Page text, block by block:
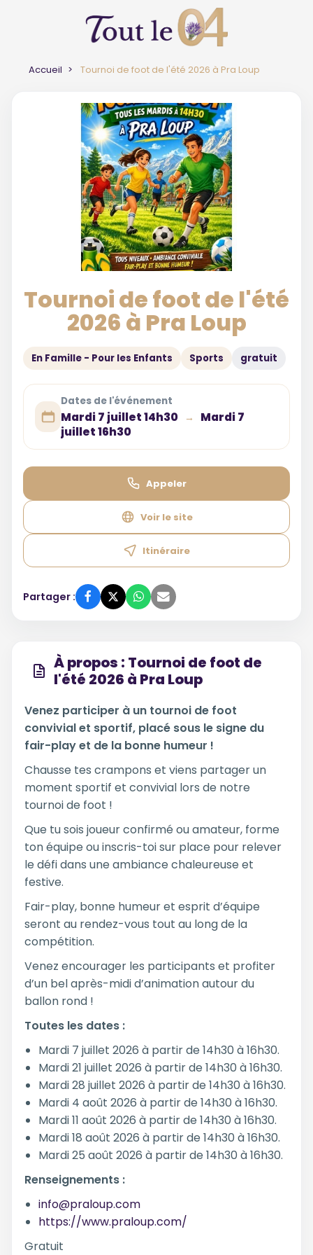
Accueil Tournoi de foot de l'été 2026 à Pra Loup
Tournoi de foot de l'été
2026 à Pra Loup
En Famille - Pour les Enfants Sports gratuit
Dates de l'événement
Mardi 7 juillet 14h30 →
Mardi 7
juillet 16h30
Appeler
Voir le site
Itinéraire
Partager :
À propos : Tournoi de foot de
l'été 2026 à Pra Loup
Venez participer à un tournoi de foot
convivial et sportif, placé sous le signe du
fair-play et de la bonne humeur !
Chausse tes crampons et viens partager un
moment sportif et convivial lors de notre
tournoi de foot !
Que tu sois joueur confirmé ou amateur, forme
ton équipe ou inscris-toi sur place pour relever
le défi dans une ambiance chaleureuse et
festive.
Fair-play, bonne humeur et esprit d’équipe
seront au rendez-vous tout au long de la
compétition.
Venez encourager les participants et profiter
d’un bel après-midi d’animation autour du
ballon rond !
Toutes les dates :
Mardi 7 juillet 2026 à partir de 14h30 à 16h30.
Mardi 21 juillet 2026 à partir de 14h30 à 16h30.
Mardi 28 juillet 2026 à partir de 14h30 à 16h30.
Mardi 4 août 2026 à partir de 14h30 à 16h30.
Mardi 11 août 2026 à partir de 14h30 à 16h30.
Mardi 18 août 2026 à partir de 14h30 à 16h30.
Mardi 25 août 2026 à partir de 14h30 à 16h30.
Renseignements :
info@praloup.com
https://www.praloup.com/
Gratuit